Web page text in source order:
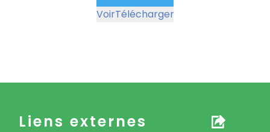
VoirTélécharger
Liens externes